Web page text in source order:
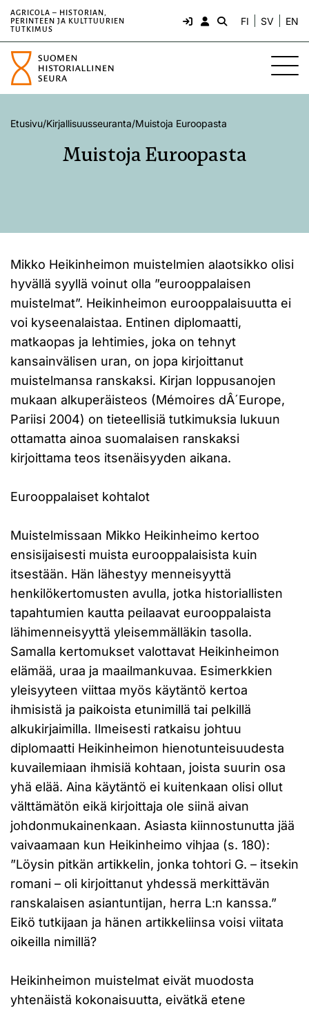
AGRICOLA – HISTORIAN,
PERINTEEN JA KULTTUURIEN
TUTKIMUS
FI SV EN
Etusivu/Kirjallisuusseuranta/Muistoja Euroopasta
Muistoja Euroopasta
Mikko Heikinheimon muistelmien alaotsikko olisi
hyvällä syyllä voinut olla ”eurooppalaisen
muistelmat”. Heikinheimon eurooppalaisuutta ei
voi kyseenalaistaa. Entinen diplomaatti,
matkaopas ja lehtimies, joka on tehnyt
kansainvälisen uran, on jopa kirjoittanut
muistelmansa ranskaksi. Kirjan loppusanojen
mukaan alkuperäisteos (Mémoires dÂ´Europe,
Pariisi 2004) on tieteellisiä tutkimuksia lukuun
ottamatta ainoa suomalaisen ranskaksi
kirjoittama teos itsenäisyyden aikana.
Eurooppalaiset kohtalot
Muistelmissaan Mikko Heikinheimo kertoo
ensisijaisesti muista eurooppalaisista kuin
itsestään. Hän lähestyy menneisyyttä
henkilökertomusten avulla, jotka historiallisten
tapahtumien kautta peilaavat eurooppalaista
lähimenneisyyttä yleisemmälläkin tasolla.
Samalla kertomukset valottavat Heikinheimon
elämää, uraa ja maailmankuvaa. Esimerkkien
yleisyyteen viittaa myös käytäntö kertoa
ihmisistä ja paikoista etunimillä tai pelkillä
alkukirjaimilla. Ilmeisesti ratkaisu johtuu
diplomaatti Heikinheimon hienotunteisuudesta
kuvailemiaan ihmisiä kohtaan, joista suurin osa
yhä elää. Aina käytäntö ei kuitenkaan olisi ollut
välttämätön eikä kirjoittaja ole siinä aivan
johdonmukainenkaan. Asiasta kiinnostunutta jää
vaivaamaan kun Heikinheimo vihjaa (s. 180):
”Löysin pitkän artikkelin, jonka tohtori G. – itsekin
romani – oli kirjoittanut yhdessä merkittävän
ranskalaisen asiantuntijan, herra L:n kanssa.”
Eikö tutkijaan ja hänen artikkeliinsa voisi viitata
oikeilla nimillä?
Heikinheimon muistelmat eivät muodosta
yhtenäistä kokonaisuutta, eivätkä etene